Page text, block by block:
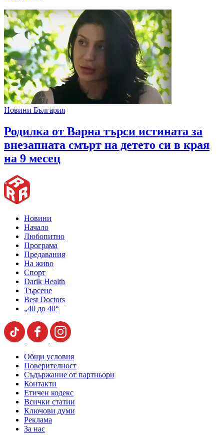
Новини България
Родилка от Варна търси истината за
внезапната смърт на детето си в края
на 9 месец
Новини
Начало
Любопитно
Програма
Предавания
На живо
Спорт
Darik Health
Търсене
Best Doctors
„40 до 40“
Общи условия
Поверителност
Съдържание от партньори
Контакти
Етичен кодекс
Всички статии
Ключови думи
Реклама
За нас